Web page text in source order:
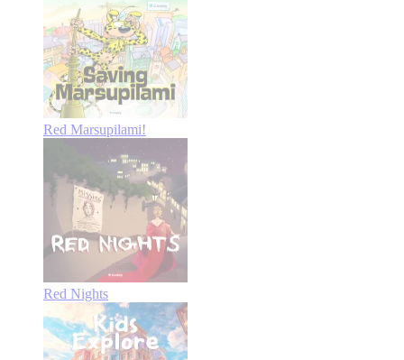
Red Marsupilami!
Red Nights